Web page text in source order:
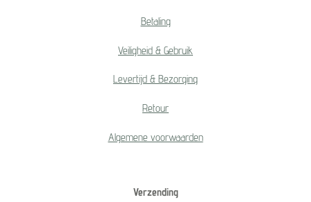
Betaling
Veiligheid & Gebruik
Levertijd & Bezorging
Retour
Algemene voorwaarden
Verzending